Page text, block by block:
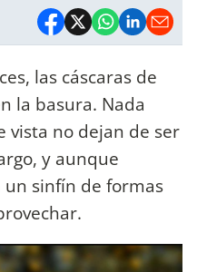
las cáscaras de
la basura. Nada
vista no dejan de ser
y aunque
sinfín de formas